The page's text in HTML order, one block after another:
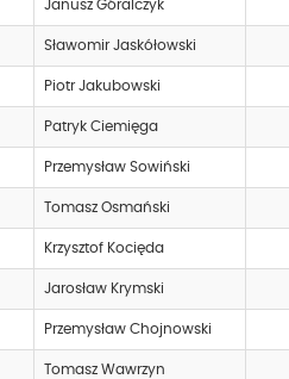
Janusz Góralczyk
Sławomir Jaskółowski
Piotr Jakubowski
Patryk Ciemięga
Przemysław Sowiński
Tomasz Osmański
Krzysztof Kocięda
Jarosław Krymski
Przemysław Chojnowski
Tomasz Wawrzyn